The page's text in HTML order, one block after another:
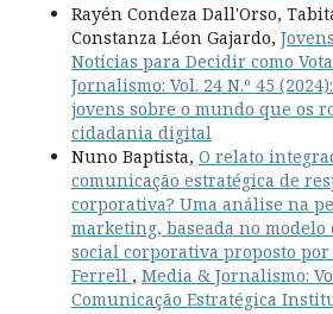
Rayén Condeza Dall'Orso,
Constanza Léon Gajardo,
Notícias para Decidir como
Jornalismo: Vol. 24 N.º 45
jovens sobre o mundo que os
cidadania digital
Nuno Baptista, O relato
comunicação estratégica de
corporativa? Uma análise na
marketing, baseada no
social corporativa proposto
Ferrell , Media & Jornalismo:
Comunicação Estratégica